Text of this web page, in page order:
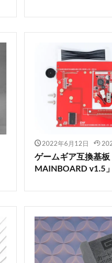
2022年6月12日
ゲームギア互換基板
MAINBOARD v1.5